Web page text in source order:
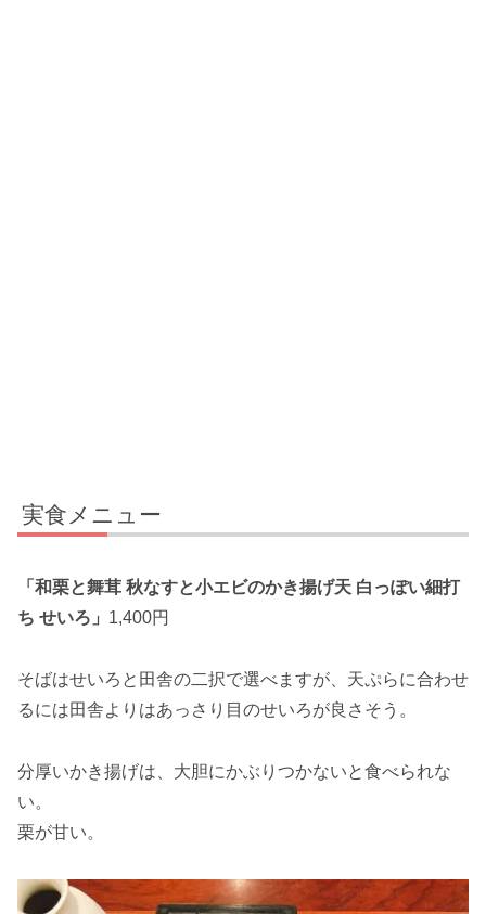
実食メニュー
「和栗と舞茸 秋なすと小エビのかき揚げ天 白っぽい細打
ち せいろ」 1,400円
そばはせいろと田舎の二択で選べますが、天ぷらに合わせ
るには田舎よりはあっさり目のせいろが良さそう。
分厚いかき揚げは、大胆にかぶりつかないと食べられな
い。
栗が甘い。